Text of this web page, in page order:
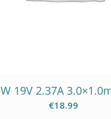
19V 2.37A
€18.99